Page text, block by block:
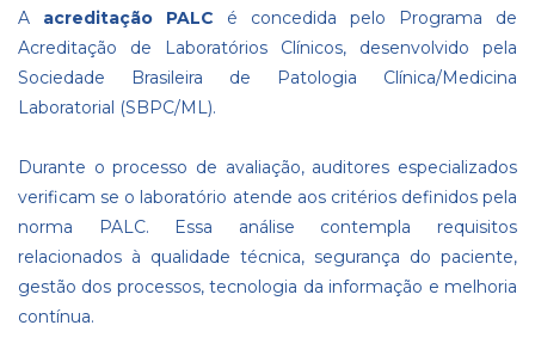
A acreditação PALC é concedida pelo Programa de
Acreditação de Laboratórios Clínicos, desenvolvido pela
Sociedade Brasileira de Patologia Clínica/Medicina
Laboratorial (SBPC/ML).
Durante o processo de avaliação, auditores especializados
verificam se o laboratório atende aos critérios definidos pela
norma PALC. Essa análise contempla requisitos
relacionados à qualidade técnica, segurança do paciente,
gestão dos processos, tecnologia da informação e melhoria
contínua.